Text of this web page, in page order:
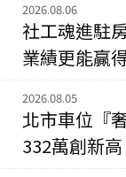
新北
115年
115年
2026.08.06
社工魂進駐
業績更能贏
2026.08.05
北市車位『
332萬創新高